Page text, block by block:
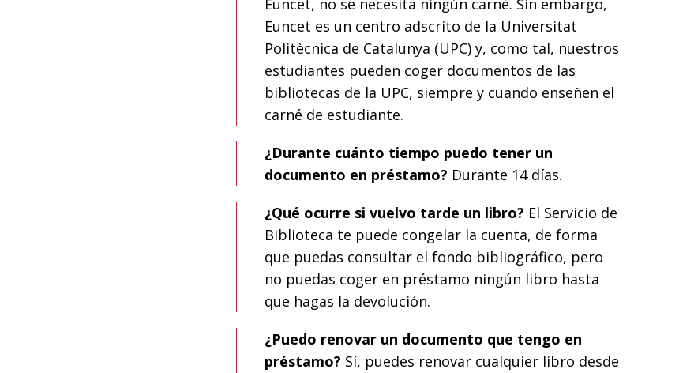
Euncet, no se necesita ningún carné. Sin embargo,
Euncet es un centro adscrito de la Universitat
Politècnica de Catalunya (UPC) y, como tal, nuestros
estudiantes pueden coger documentos de las
bibliotecas de la UPC, siempre y cuando enseñen el
carné de estudiante.
¿Durante cuánto tiempo puedo tener un
documento en préstamo? Durante 14 días.
¿Qué ocurre si vuelvo tarde un libro? El Servicio de
Biblioteca te puede congelar la cuenta, de forma
que puedas consultar el fondo bibliográfico, pero
no puedas coger en préstamo ningún libro hasta
que hagas la devolución.
¿Puedo renovar un documento que tengo en
préstamo? Sí, puedes renovar cualquier libro desde